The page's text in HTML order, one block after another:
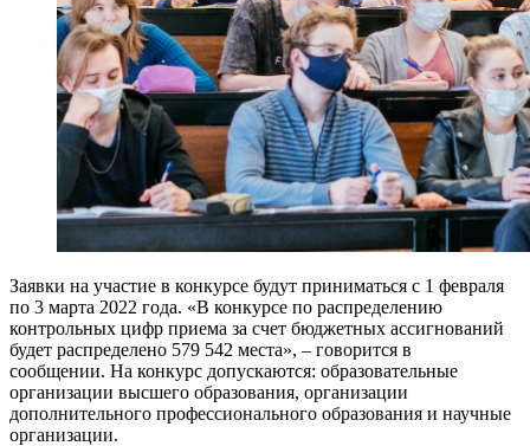
Заявки на участие в конкурсе будут приниматься с 1 февраля
по 3 марта 2022 года. «В конкурсе по распределению
контрольных цифр приема за счет бюджетных ассигнований
будет распределено 579 542 места», – говорится в
сообщении. На конкурс допускаются: образовательные
организации высшего образования, организации
дополнительного профессионального образования и научные
организации.